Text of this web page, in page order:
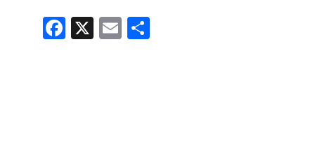
Fa
ce
X E
m
Pa
rt